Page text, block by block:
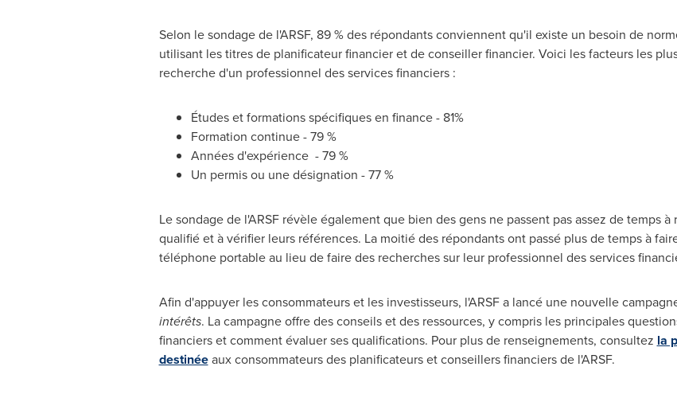
Selon le sondage de l'ARSF, 89 % des répondants conviennent qu'il existe un besoin de
utilisant les titres de planificateur financier et de conseiller financier. Voici les facteurs les
recherche d'un professionnel des services financiers :
Études et formations spécifiques en finance - 81%
Formation continue - 79 %
Années d'expérience - 79 %
Un permis ou une désignation - 77 %
Le sondage de l'ARSF révèle également que bien des gens ne passent pas assez de temps
qualifié et à vérifier leurs références. La moitié des répondants ont passé plus de temps à
téléphone portable au lieu de faire des recherches sur leur professionnel des services
Afin d'appuyer les consommateurs et les investisseurs, l'ARSF a lancé une nouvelle
intérêts. La campagne offre des conseils et des ressources, y compris les principales
financiers et comment évaluer ses qualifications. Pour plus de renseignements, consultez la
destinéeaux consommateurs des planificateurs et conseillers financiers de l'ARSF.